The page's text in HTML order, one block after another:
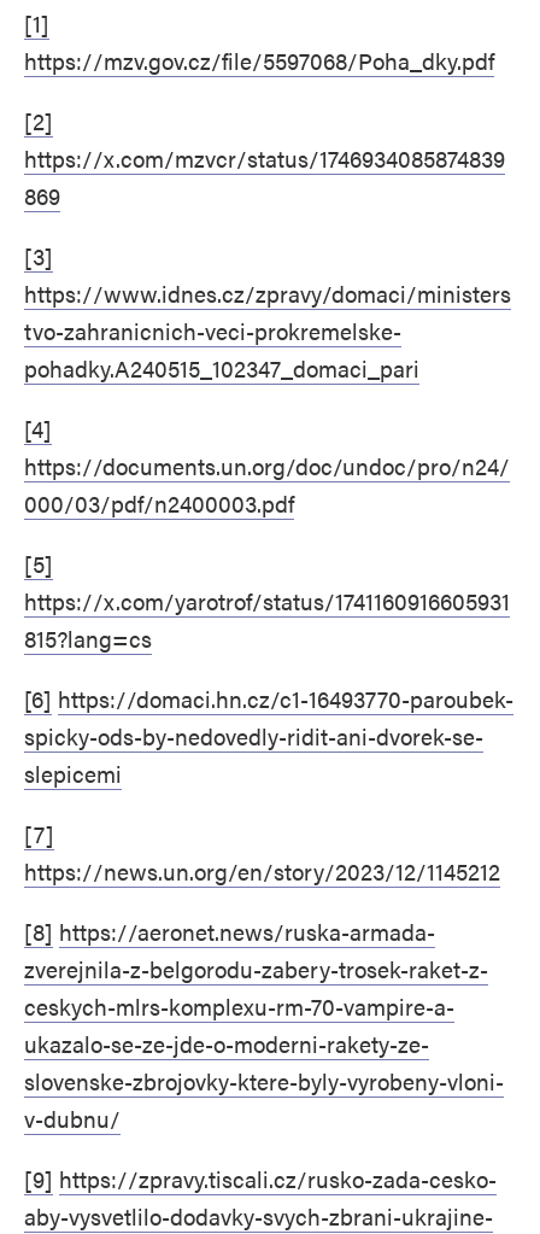
[1]
https://mzv.gov.cz/file/5597068/Poha_dky.pdf
[2]
https://x.com/mzvcr/status/1746934085874839
869
[3]
https://www.idnes.cz/zpravy/domaci/ministers
tvo-zahranicnich-veci-prokremelske-
pohadky.A240515_102347_domaci_pari
[4]
https://documents.un.org/doc/undoc/pro/n24/
000/03/pdf/n2400003.pdf
[5]
https://x.com/yarotrof/status/1741160916605931
815?lang=cs
[6] https://domaci.hn.cz/c1-16493770-paroubek-
spicky-ods-by-nedovedly-ridit-ani-dvorek-se-
slepicemi
[7]
https://news.un.org/en/story/2023/12/1145212
[8] https://aeronet.news/ruska-armada-
zverejnila-z-belgorodu-zabery-trosek-raket-z-
ceskych-mlrs-komplexu-rm-70-vampire-a-
ukazalo-se-ze-jde-o-moderni-rakety-ze-
slovenske-zbrojovky-ktere-byly-vyrobeny-vloni-
v-dubnu/
[9] https://zpravy.tiscali.cz/rusko-zada-cesko-
aby-vysvetlilo-dodavky-svych-zbrani-ukrajine-